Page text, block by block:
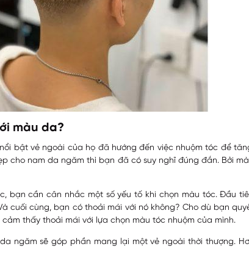
màu da?
bật vẻ ngoài của họ đã hướng đến việc nhuộm tóc để
cho nam da ngăm thì bạn đã có suy nghĩ đúng đắn. Bởi
bạn cần cân nhắc một số yếu tố khi chọn màu tóc. Đầu
cuối cùng, bạn có thoải mái với nó không? Cho dù bạn
thấy thoải mái với lựa chọn màu tóc nhuộm của mình.
ngăm sẽ góp phần mang lại một vẻ ngoài thời thượng.